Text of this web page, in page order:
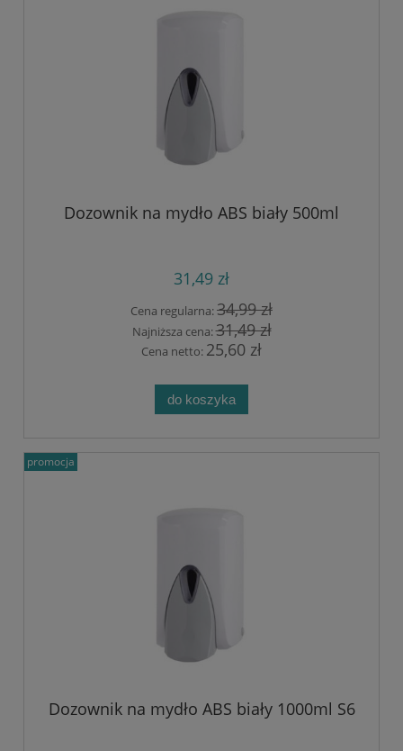
Dozownik na mydło ABS biały 500ml
31,49 zł
Cena regularna:34,99 zł
Najniższa cena:31,49 zł
Cena netto: 25,60 zł
do koszyka
Dozownik na mydło ABS biały 1000ml S6
promocja